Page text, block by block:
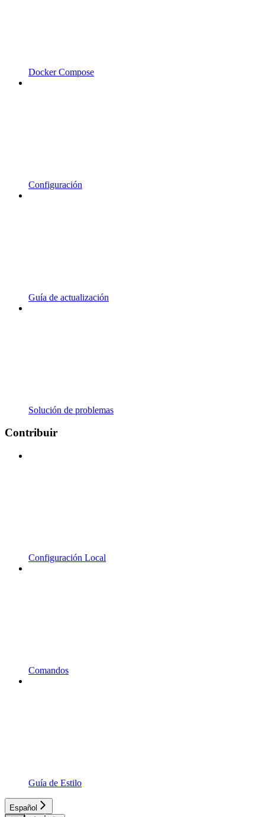
Docker Compose
Configuración
Guía de actualización
Solución de problemas
Contribuir
Configuración Local
Comandos
Guía de Estilo
Español